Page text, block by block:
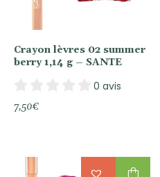
Crayon lèvres 02 summer
berry 1,14 g – SANTE
0 avis
7,50€